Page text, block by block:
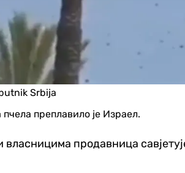
Srbija
преплавило је Израел.
продавница